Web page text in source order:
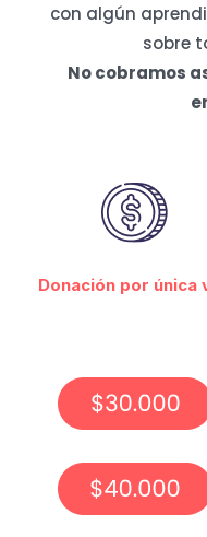
con algún
sobre
No cobramos
Donación por única